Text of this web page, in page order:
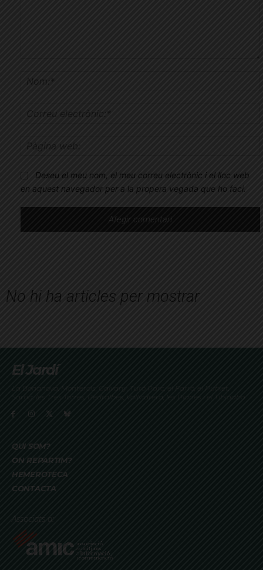
Deseu el meu nom, el meu correu electrònic i el lloc web
en aquest navegador per a la propera vegada que ho faci.
No hi ha articles per mostrar
El Jardí
La Bonanova, Monterols, Galvany, Turó Parc, el Farró, el Putxet,
Sarrià, les Tres Torres, Pedralbes, Vallvidrera, les Planes i el Tibidabo
QUI SOM?
ON REPARTIM?
HEMEROTECA
CONTACTA
Associats a: